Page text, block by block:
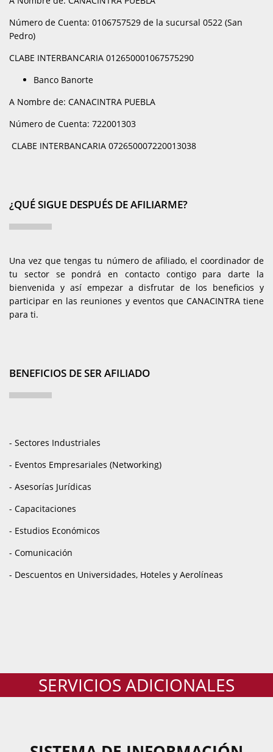
Número de Cuenta: 0106757529 de la sucursal 0522 (San
Pedro)
CLABE INTERBANCARIA 012650001067575290
Banco Banorte
A Nombre de: CANACINTRA PUEBLA
Número de Cuenta: 722001303
CLABE INTERBANCARIA 072650007220013038
¿QUÉ SIGUE DESPUÉS DE AFILIARME?
Una vez que tengas tu número de afiliado, el coordinador de
tu sector se pondrá en contacto contigo para darte la
bienvenida y así empezar a disfrutar de los beneficios y
participar en las reuniones y eventos que CANACINTRA tiene
para ti.
BENEFICIOS DE SER AFILIADO
- Sectores Industriales
- Eventos Empresariales (Networking)
- Asesorías Jurídicas
- Capacitaciones
- Estudios Económicos
- Comunicación
- Descuentos en Universidades, Hoteles y Aerolíneas
SERVICIOS ADICIONALES